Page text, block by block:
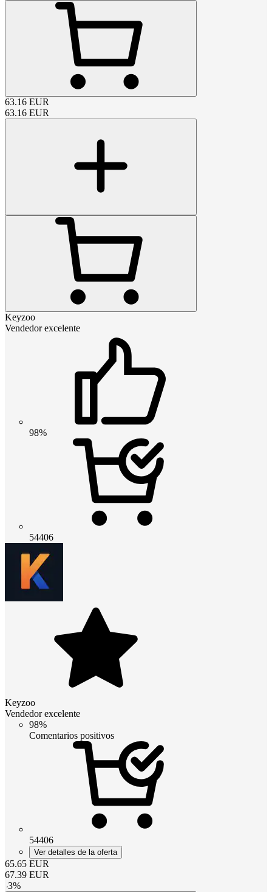
63.16 EUR
63.16 EUR
Keyzoo
Vendedor excelente
98%
54406
Keyzoo
Vendedor excelente
98%
Comentarios positivos
54406
Ver detalles de la oferta
65.65 EUR
67.39 EUR
-3%